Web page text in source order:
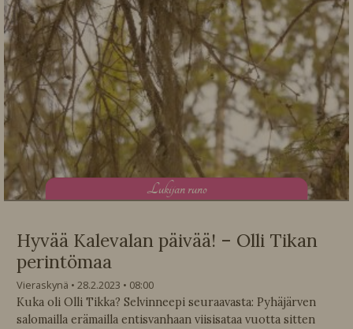
Lukijan runo
Hyvää Kalevalan päivää! – Olli Tikan
perintömaa
Vieraskynä 28.2.2023
08:00
Kuka oli Olli Tikka? Selvinneepi seuraavasta: Pyhäjärven
salomailla erämailla entisvanhaan viisisataa vuotta sitten